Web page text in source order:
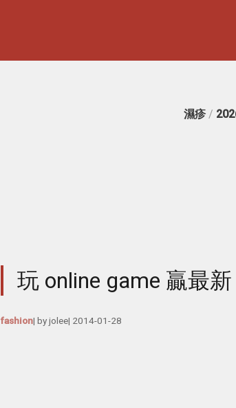
濕疹/
玩 online game 贏最
fashion| byjolee| 2014-01-28